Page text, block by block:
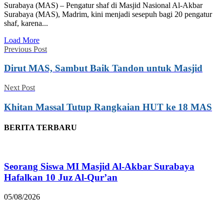
Surabaya (MAS) – Pengatur shaf di Masjid Nasional Al-Akbar
Surabaya (MAS), Madrim, kini menjadi sesepuh bagi 20 pengatur
shaf, karena...
Load More
Previous Post
Dirut MAS, Sambut Baik Tandon untuk Masjid
Next Post
Khitan Massal Tutup Rangkaian HUT ke 18 MAS
BERITA TERBARU
Seorang Siswa MI Masjid Al-Akbar Surabaya
Hafalkan 10 Juz Al-Qur’an
05/08/2026